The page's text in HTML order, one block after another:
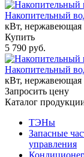
Накопительный
кВт, нержавеющая
Купить
5 790 руб.
Накопительный
кВт, нержавеющая
Запросить цену
Каталог
ТЭНы
Запасные
управления